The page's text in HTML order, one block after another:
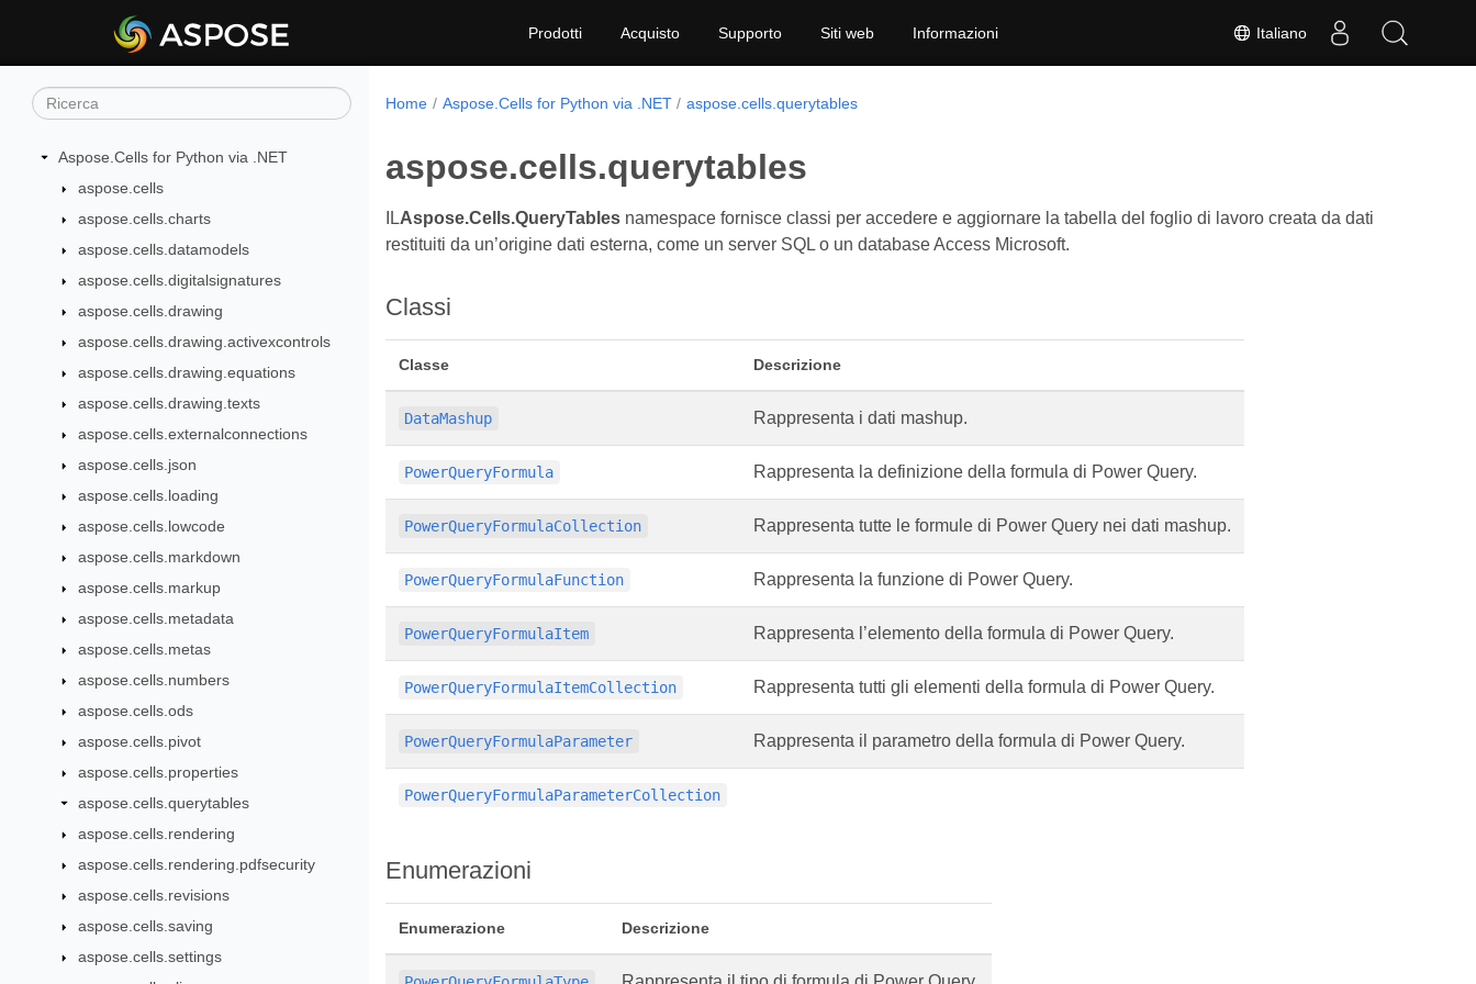
Italiano
Prodotti Acquisto Supporto Siti web Informazioni
Aspose.Cells for Python via .NET
aspose.cells
aspose.cells.charts
aspose.cells.datamodels
aspose.cells.digitalsignatures
aspose.cells.drawing
aspose.cells.drawing.activexcontrols
aspose.cells.drawing.equations
aspose.cells.drawing.texts
aspose.cells.externalconnections
aspose.cells.json
aspose.cells.loading
aspose.cells.lowcode
aspose.cells.markdown
aspose.cells.markup
aspose.cells.metadata
aspose.cells.metas
aspose.cells.numbers
aspose.cells.ods
aspose.cells.pivot
aspose.cells.properties
aspose.cells.querytables
aspose.cells.rendering
aspose.cells.rendering.pdfsecurity
aspose.cells.revisions
aspose.cells.saving
aspose.cells.settings
Home Aspose.Cells for Python via .NET aspose.cells.querytables
aspose.cells.querytables
ILAspose.Cells.QueryTables namespace fornisce classi per accedere e aggiornare la tabella del foglio di lavoro creata da dati
restituiti da un’origine dati esterna, come un server SQL o un database Access Microsoft.
Classi
Classe Descrizione
DataMashup Rappresenta i dati mashup.
PowerQueryFormula Rappresenta la definizione della formula di Power Query.
PowerQueryFormulaCollection Rappresenta tutte le formule di Power Query nei dati mashup.
PowerQueryFormulaFunction Rappresenta la funzione di Power Query.
PowerQueryFormulaItem Rappresenta l’elemento della formula di Power Query.
PowerQueryFormulaItemCollection Rappresenta tutti gli elementi della formula di Power Query.
PowerQueryFormulaParameter Rappresenta il parametro della formula di Power Query.
PowerQueryFormulaParameterCollection
Enumerazioni
Enumerazione Descrizione